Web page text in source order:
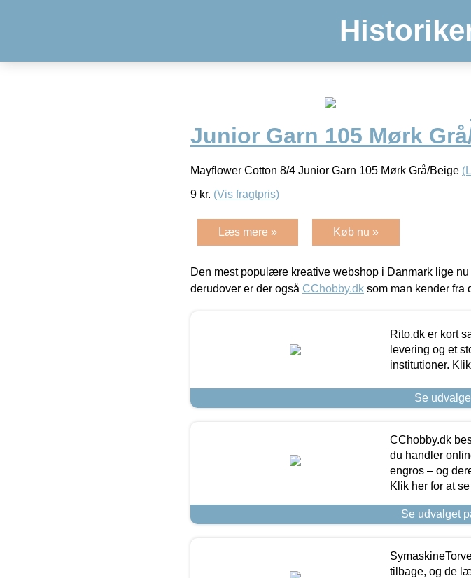
Junior Garn 105 Mørk
Mayflower Cotton 8/4 Junior Garn 105 Mørk Grå/Beige
9 kr. (Vis fragtpris)
Læs mere » Køb nu »
Den mest populære kreative webshop i Danmark lige nu
derudover er der også CChobby.dk som man kender fra
Rito.dk er kort
levering og et
institutioner.
Se
CChobby.dk
du handler
engros – og
Klik her for at
Se udvalget
tilbage, og de